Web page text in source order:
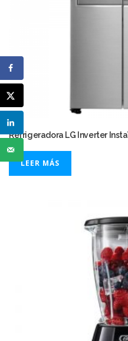
Refrigeradora LG Inverter
LEER MÁS